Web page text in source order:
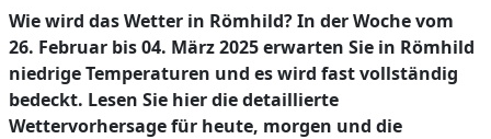
Wie wird das Wetter in Römhild? In der Woche vom
26. Februar bis 04. März 2025 erwarten Sie in Römhild
niedrige Temperaturen und es wird fast vollständig
bedeckt. Lesen Sie hier die detaillierte
Wettervorhersage für heute, morgen und die